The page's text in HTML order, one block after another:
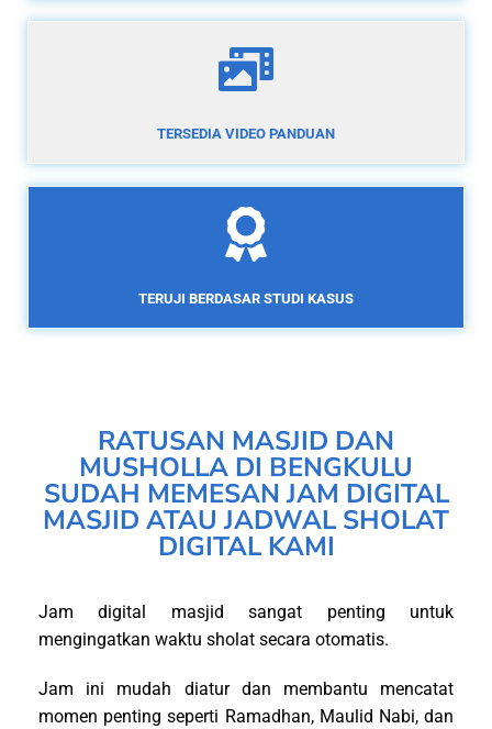
TERSEDIA VIDEO PANDUAN
TERUJI BERDASAR STUDI KASUS
RATUSAN MASJID DAN
MUSHOLLA DI BENGKULU
SUDAH MEMESAN JAM DIGITAL
MASJID ATAU JADWAL SHOLAT
DIGITAL KAMI
Jam digital masjid sangat penting untuk
mengingatkan waktu sholat secara otomatis.
Jam ini mudah diatur dan membantu mencatat
momen penting seperti Ramadhan, Maulid Nabi, dan